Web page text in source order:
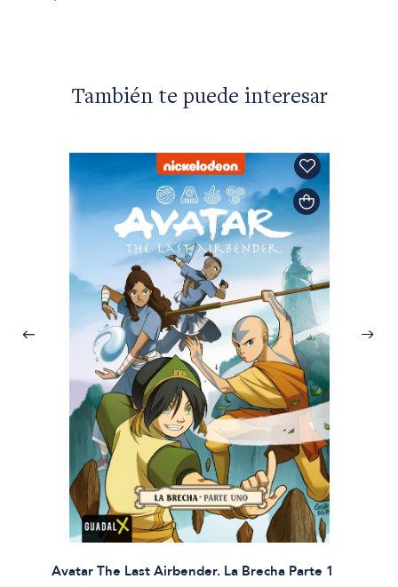
También te puede interesar
Avatar The Last Airbender. La Brecha Parte 1